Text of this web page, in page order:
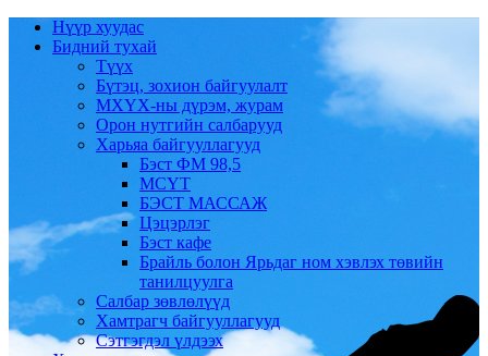
Нүүр хуудас
Бидний тухай
Түүх
Бүтэц, зохион байгуулалт
МХҮХ-ны дүрэм, журам
Орон нутгийн салбарууд
Харьяа байгууллагууд
Бэст ФМ 98,5
МСҮТ
БЭСТ МАССАЖ
Цэцэрлэг
Бэст кафе
Брайль болон Ярьдаг ном хэвлэх төвийн
танилцуулга
Салбар зөвлөлүүд
Хамтрагч байгууллагууд
Сэтгэгдэл үлдээх